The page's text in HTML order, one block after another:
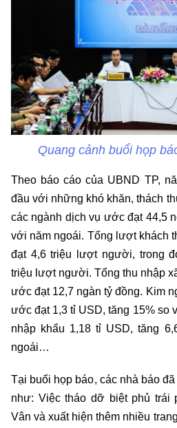
Quang cảnh buổi họp
Theo báo cáo của UBND TP,
đầu với những khó khăn, thách
các ngành dịch vụ ước đạt 44,5
với năm ngoái. Tổng lượt khách
đạt 4,6 triệu lượt người, trong
triệu lượt người. Tổng thu nhập
ước đạt 12,7 ngàn tỷ đồng. Kim
ước đạt 1,3 tỉ USD, tăng 15% so
nhập khẩu 1,18 tỉ USD, tăng
ngoái…
Tại buổi họp báo, các nhà báo đã
như: Việc tháo dỡ biệt phủ trái
Vân và xuất hiện thêm nhiều